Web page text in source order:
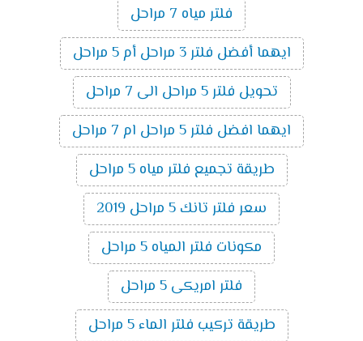
فلتر مياه 7 مراحل
ايهما أفضل فلتر 3 مراحل أم 5 مراحل
تحويل فلتر 5 مراحل الى 7 مراحل
ايهما افضل فلتر 5 مراحل ام 7 مراحل
طريقة تجميع فلتر مياه 5 مراحل
سعر فلتر تانك 5 مراحل 2019
مكونات فلتر المياه 5 مراحل
فلتر امريكى 5 مراحل
طريقة تركيب فلتر الماء 5 مراحل